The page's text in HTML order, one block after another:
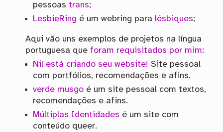
pessoas trans;
LesbieRing é um webring para lésbiques;
Aqui vão uns exemplos de projetos na língua
portuguesa que foram requisitados por mim:
Nil está criando seu website! Site pessoal
com portfólios, recomendações e afins.
verde musgoé um site pessoal com textos,
recomendações e afins.
Múltiplas Identidades é um site com
conteúdo queer.